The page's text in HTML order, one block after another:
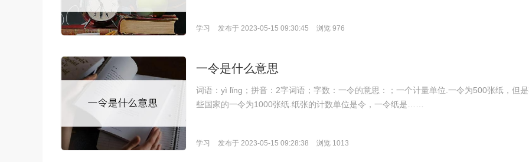
学习 发布于 2023-05-15 09:30:45 浏览 976
一令是什么意思
词语：yì lǐng；拼音：2字词语；字数：一令的意思：；一个计量单位.一令为500张纸，但
些国家的一令为1000张纸.纸张的计数单位是令，一令纸是……
学习 发布于 2023-05-15 09:28:38 浏览 1013